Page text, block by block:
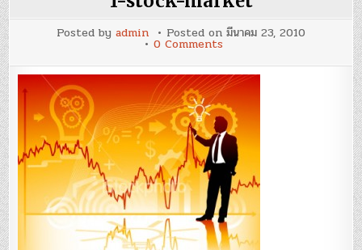
Posted by admin Posted on มีนาคม 23, 2010
0 Commentson
stock-
market